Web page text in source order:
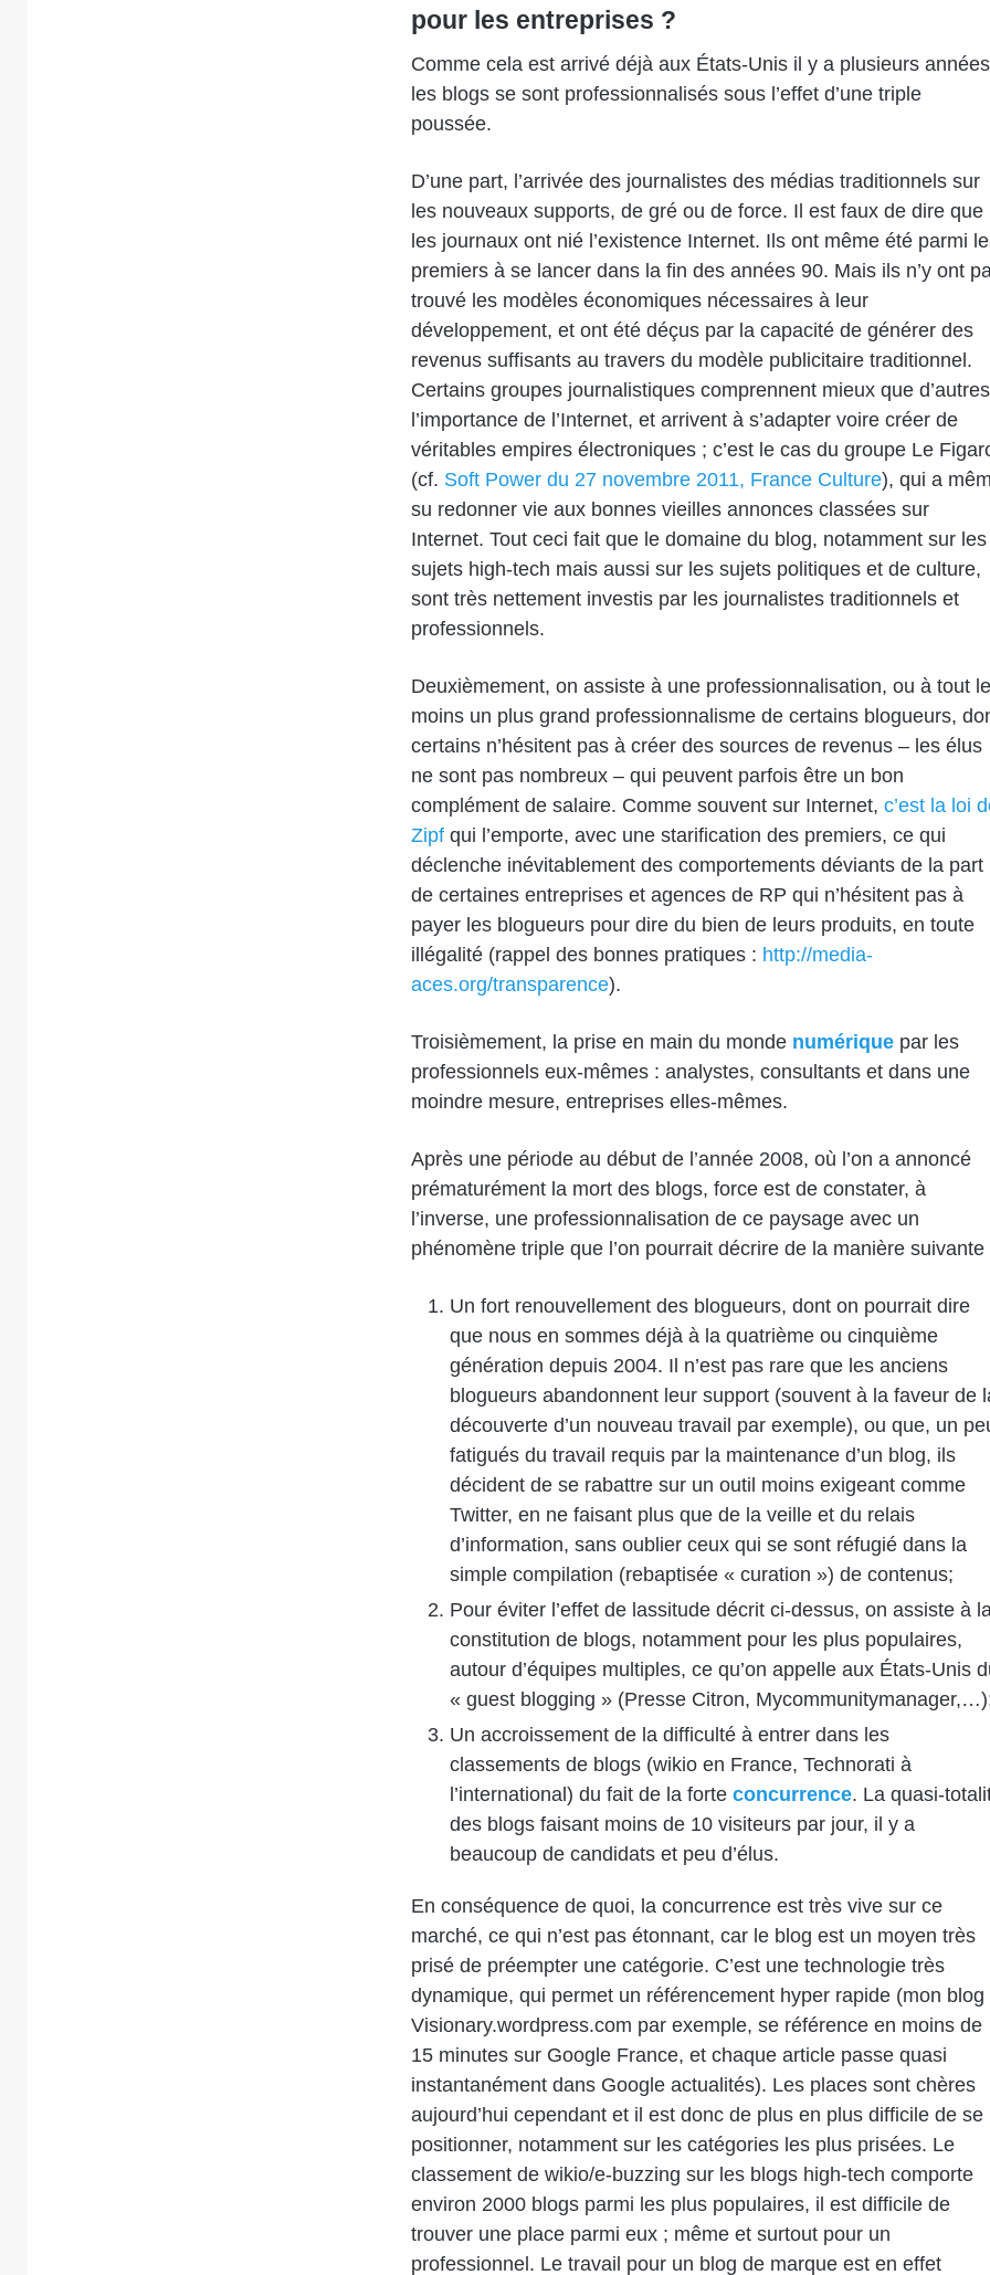
pour les entreprises ?
Comme cela est arrivé déjà aux États-Unis il y a plusieurs
les blogs se sont professionnalisés sous l’effet d’une triple
poussée.
D’une part, l’arrivée des journalistes des médias traditionnels sur
les nouveaux supports, de gré ou de force. Il est faux de dire que
les journaux ont nié l’existence Internet. Ils ont même été parmi
premiers à se lancer dans la fin des années 90. Mais ils n’y ont
trouvé les modèles économiques nécessaires à leur
développement, et ont été déçus par la capacité de générer des
revenus suffisants au travers du modèle publicitaire traditionnel.
Certains groupes journalistiques comprennent mieux que d’autres
l’importance de l’Internet, et arrivent à s’adapter voire créer de
véritables empires électroniques ; c’est le cas du groupe Le
(cf. Soft Power du 27 novembre 2011, France Culture), qui a
su redonner vie aux bonnes vieilles annonces classées sur
Internet. Tout ceci fait que le domaine du blog, notamment sur les
sujets high-tech mais aussi sur les sujets politiques et de culture,
sont très nettement investis par les journalistes traditionnels et
professionnels.
Deuxièmement, on assiste à une professionnalisation, ou à tout le
moins un plus grand professionnalisme de certains blogueurs,
certains n’hésitent pas à créer des sources de revenus – les élus
ne sont pas nombreux – qui peuvent parfois être un bon
complément de salaire. Comme souvent sur Internet, c’est la loi
Zipfqui l’emporte, avec une starification des premiers, ce qui
déclenche inévitablement des comportements déviants de la part
de certaines entreprises et agences de RP qui n’hésitent pas à
payer les blogueurs pour dire du bien de leurs produits, en toute
illégalité (rappel des bonnes pratiques : http://media-
aces.org/transparence).
Troisièmement, la prise en main du monde numériquepar les
professionnels eux-mêmes : analystes, consultants et dans une
moindre mesure, entreprises elles-mêmes.
Après une période au début de l’année 2008, où l’on a annoncé
prématurément la mort des blogs, force est de constater, à
l’inverse, une professionnalisation de ce paysage avec un
phénomène triple que l’on pourrait décrire de la manière suivante
Un fort renouvellement des blogueurs, dont on pourrait dire
que nous en sommes déjà à la quatrième ou cinquième
génération depuis 2004. Il n’est pas rare que les anciens
blogueurs abandonnent leur support (souvent à la faveur de
découverte d’un nouveau travail par exemple), ou que, un
fatigués du travail requis par la maintenance d’un blog, ils
décident de se rabattre sur un outil moins exigeant comme
Twitter, en ne faisant plus que de la veille et du relais
d’information, sans oublier ceux qui se sont réfugié dans la
simple compilation (rebaptisée « curation ») de contenus;
Pour éviter l’effet de lassitude décrit ci-dessus, on assiste à
constitution de blogs, notamment pour les plus populaires,
autour d’équipes multiples, ce qu’on appelle aux États-Unis
« guest blogging » (Presse Citron,
Un accroissement de la difficulté à entrer dans les
classements de blogs (wikio en France, Technorati à
l’international) du fait de la forte concurrence. La quasi-
des blogs faisant moins de 10 visiteurs par jour, il y a
beaucoup de candidats et peu d’élus.
En conséquence de quoi, la concurrence est très vive sur ce
marché, ce qui n’est pas étonnant, car le blog est un moyen très
prisé de préempter une catégorie. C’est une technologie très
dynamique, qui permet un référencement hyper rapide (mon blog
Visionary.wordpress.com par exemple, se référence en moins de
15 minutes sur Google France, et chaque article passe quasi
instantanément dans Google actualités). Les places sont chères
aujourd’hui cependant et il est donc de plus en plus difficile de se
positionner, notamment sur les catégories les plus prisées. Le
classement de wikio/e-buzzing sur les blogs high-tech comporte
environ 2000 blogs parmi les plus populaires, il est difficile de
trouver une place parmi eux ; même et surtout pour un
professionnel. Le travail pour un blog de marque est en effet